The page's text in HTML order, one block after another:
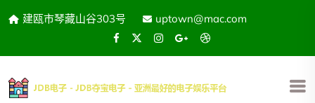
建瓯市琴藏山谷303号 uptown@mac.com